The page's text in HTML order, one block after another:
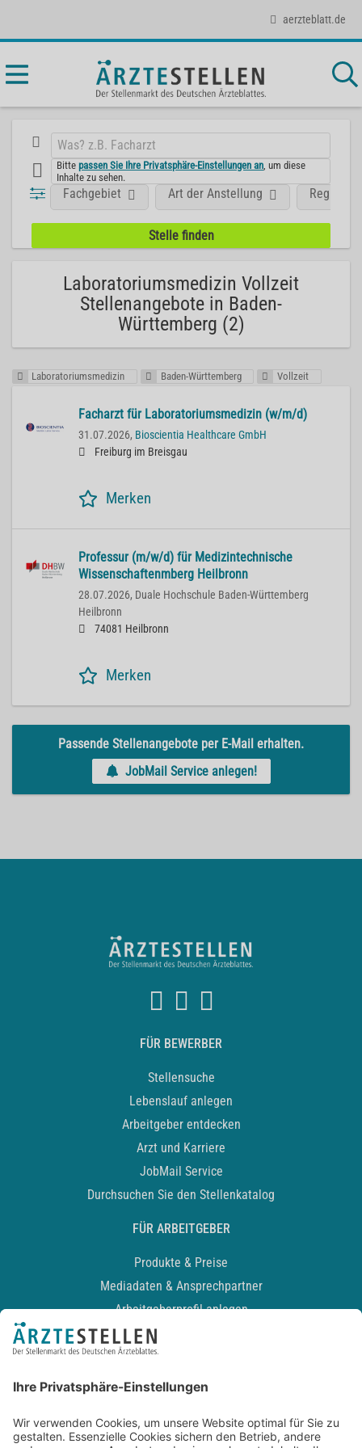
aerzteblatt.de
Bittepassen Sie Ihre Privatsphäre-Einstellungen an , um diese
Inhalte zu sehen.
Fachgebiet Art der Anstellung Region
Laboratoriumsmedizin Vollzeit
Stellenangebote in Baden-
Württemberg (2)
Laboratoriumsmedizin Baden-Württemberg Vollzeit
Facharzt für Laboratoriumsmedizin (w/m/d)
31.07.2026, Bioscientia Healthcare GmbH
Freiburg im Breisgau
Merken
Professur (m/w/d) für Medizintechnische
Wissenschaftenmberg Heilbronn
28.07.2026, Duale Hochschule Baden-Württemberg
Heilbronn
74081 Heilbronn
Merken
Passende Stellenangebote per E-Mail erhalten.
JobMail Service anlegen!
FÜR BEWERBER
Stellensuche
Lebenslauf anlegen
Arbeitgeber entdecken
Arzt und Karriere
JobMail Service
Durchsuchen Sie den Stellenkatalog
FÜR ARBEITGEBER
Produkte & Preise
Mediadaten & Ansprechpartner
Arbeitgeberprofil anlegen
Recruiting-Podcast
Kontakt